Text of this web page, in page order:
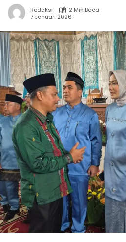
Redaksi
2 Min Baca
7 Januari 2026